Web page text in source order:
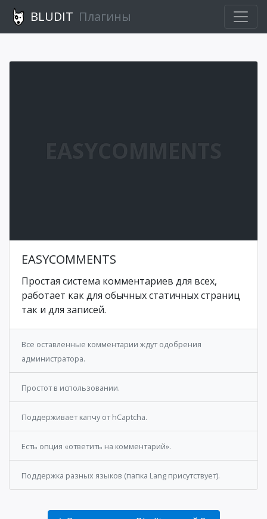
BLUDIT Плагины
EASYCOMMENTS
EASYCOMMENTS
Простая система комментариев для всех,
работает как для обычных статичных страниц
так и для записей.
Все оставленные комментарии ждут одобрения
администратора.
Простот в использовании.
Поддерживает капчу от hCaptcha.
Есть опция «ответить на комментарий».
Поддержка разных языков (папка Lang присутствует).